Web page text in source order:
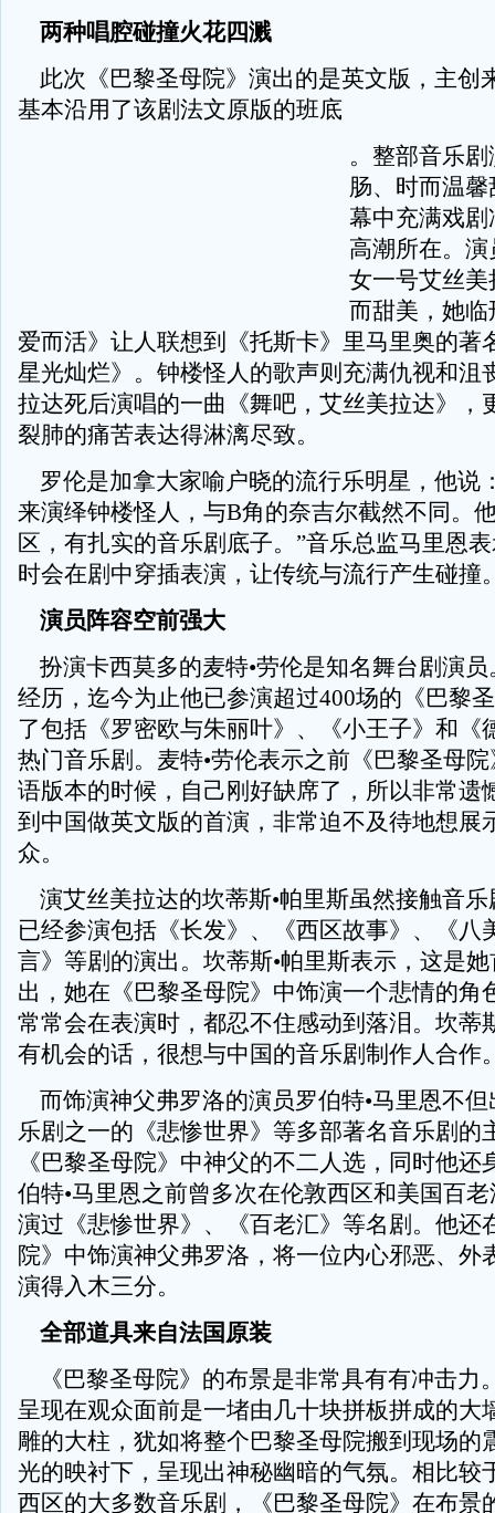
两种唱腔碰撞火花四溅
此次《巴黎圣母院》演出的是英文版，主创
基本沿用了该剧法文原版的班底
。整部音乐
肠、时而温
幕中充满戏
高潮所在。
女一号艾丝
而甜美，她
爱而活》让人联想到《托斯卡》里马里奥的著
星光灿烂》。钟楼怪人的歌声则充满仇视和沮
拉达死后演唱的一曲《舞吧，艾丝美拉达》，
裂肺的痛苦表达得淋漓尽致。
罗伦是加拿大家喻户晓的流行乐明星，他说
来演绎钟楼怪人，与B角的奈吉尔截然不同。
区，有扎实的音乐剧底子。”音乐总监马里恩
时会在剧中穿插表演，让传统与流行产生碰撞
演员阵容空前强大
扮演卡西莫多的麦特•劳伦是知名舞台剧演员
经历，迄今为止他已参演超过400场的《巴黎
了包括《罗密欧与朱丽叶》、《小王子》和《
热门音乐剧。麦特•劳伦表示之前《巴黎圣母
语版本的时候，自己刚好缺席了，所以非常遗
到中国做英文版的首演，非常迫不及待地想展
众。
演艾丝美拉达的坎蒂斯•帕里斯虽然接触音
已经参演包括《长发》、《西区故事》、《八
言》等剧的演出。坎蒂斯•帕里斯表示，这是
出，她在《巴黎圣母院》中饰演一个悲情的角
常常会在表演时，都忍不住感动到落泪。坎蒂
有机会的话，很想与中国的音乐剧制作人合作
而饰演神父弗罗洛的演员罗伯特•马里恩不
乐剧之一的《悲惨世界》等多部著名音乐剧的
《巴黎圣母院》中神父的不二人选，同时他还
伯特•马里恩之前曾多次在伦敦西区和美国百
演过《悲惨世界》、《百老汇》等名剧。他还
院》中饰演神父弗罗洛，将一位内心邪恶、外
演得入木三分。
全部道具来自法国原装
《巴黎圣母院》的布景是非常具有有冲击力
呈现在观众面前是一堵由几十块拼板拼成的大
雕的大柱，犹如将整个巴黎圣母院搬到现场的
光的映衬下，呈现出神秘幽暗的气氛。相比较
西区的大多数音乐剧，《巴黎圣母院》在布景